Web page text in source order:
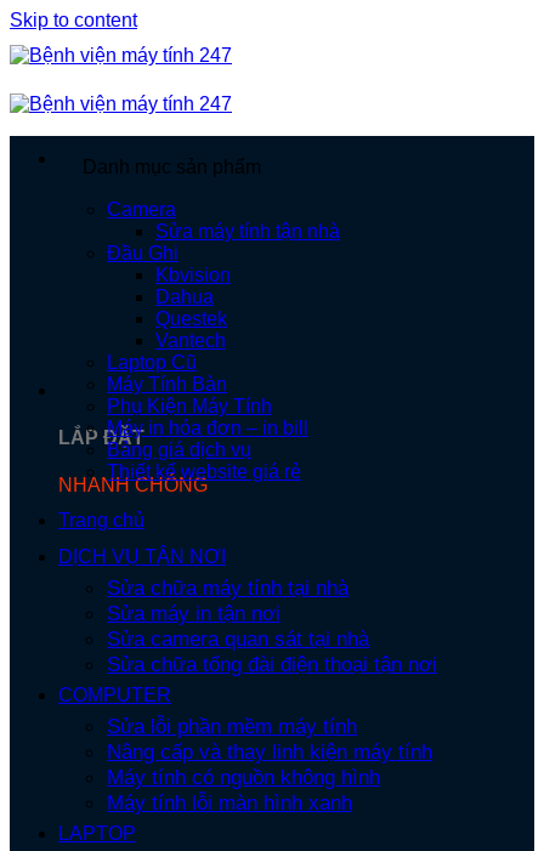
Skip to content
LẮP ĐẶT
NHANH CHÓNG
Danh mục sản phẩm
Camera
Sửa máy tính tận nhà
Đầu Ghi
Kbvision
Dahua
Questek
Vantech
Laptop Cũ
Máy Tính Bàn
Phụ Kiện Máy Tính
Máy in hóa đơn – in bill
Bảng giá dịch vụ
Thiết kế website giá rẻ
Trang chủ
DỊCH VỤ TẬN NƠI
Sửa chữa máy tính tại nhà
Sửa máy in tận nơi
Sửa camera quan sát tại nhà
Sửa chữa tổng đài điện thoại tận nơi
COMPUTER
Sửa lỗi phần mềm máy tính
Nâng cấp và thay linh kiện máy tính
Máy tính có nguồn không hình
Máy tính lỗi màn hình xanh
LAPTOP